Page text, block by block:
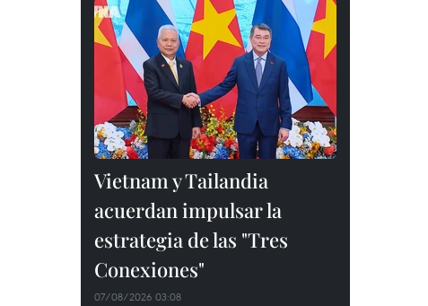
Vietnam y Tailandia
acuerdan impulsar la
estrategia de las "Tres
Conexiones"
07/08/2026 03:08